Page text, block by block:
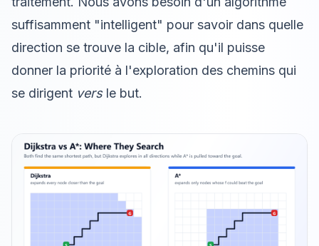
suffisamment "intelligent" pour savoir dans quelle
direction se trouve la cible, afin qu'il puisse
donner la priorité à l'exploration des chemins qui
se dirigent versle but.